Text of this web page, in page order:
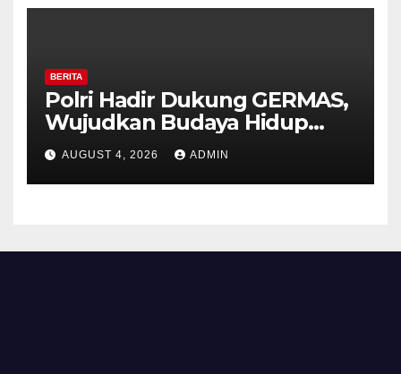
BERITA
Polri Hadir Dukung GERMAS,
Wujudkan Budaya Hidup
Sehat di Kecamatan Pabelan
AUGUST 4, 2026 ADMIN